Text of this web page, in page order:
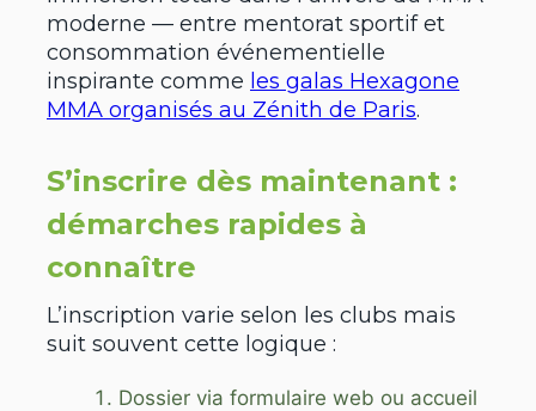
moderne — entre mentorat sportif et
consommation événementielle
inspirante comme les galas Hexagone
MMA organisés au Zénith de Paris.
S’inscrire dès maintenant :
démarches rapides à
connaître
L’inscription varie selon les clubs mais
suit souvent cette logique :
Dossier via formulaire web ou accueil